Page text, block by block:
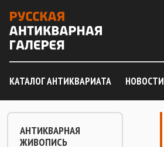
КАТАЛОГ АНТИКВАРИАТА НОВОСТИ
АНТИКВАРНАЯ
ЖИВОПИСЬ